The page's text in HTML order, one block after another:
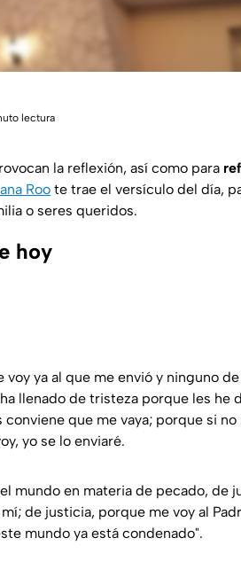
lectura
la reflexión, así como para
Roo te trae el versículo del día,
o seres queridos.
hoy
ya al que me envió y ninguno
llenado de tristeza porque les he
que me vaya; porque si no
yo se lo enviaré.
mundo en materia de pecado, de
de justicia, porque me voy al
mundo ya está condenado".